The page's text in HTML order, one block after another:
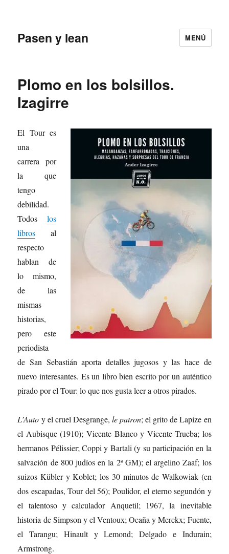
Pasen y lean MENÚ
Plomo en los bolsillos.
Izagirre
El Tour es
una
carrera por
la que
tengo
debilidad.
Todos los
libros al
respecto
hablan de
lo mismo,
de las
mismas
historias,
pero este
periodista
de San Sebastián aporta detalles jugosos y las hace de
nuevo interesantes. Es un libro bien escrito por un auténtico
pirado por el Tour: lo que nos gusta leer a otros pirados.
L’Auto y el cruel Desgrange, le patron; el grito de Lapize en
el Aubisque (1910); Vicente Blanco y Vicente Trueba; los
hermanos Pélissier; Coppi y Bartali (y su participación en la
salvación de 800 judíos en la 2ª GM); el argelino Zaaf; los
suizos Kübler y Koblet; los 30 minutos de Walkowiak (en
dos escapadas, Tour del 56); Poulidor, el eterno segundón y
el talentoso y calculador Anquetil; 1967, la inevitable
historia de Simpson y el Ventoux; Ocaña y Merckx; Fuente,
el Tarangu; Hinault y Lemond; Delgado e Indurain;
Armstrong.